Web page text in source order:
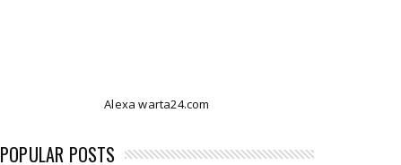
Alexa warta24.com
POPULAR POSTS